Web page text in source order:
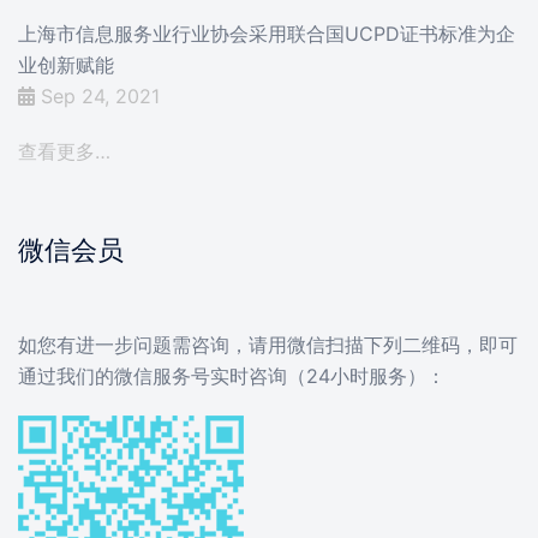
上海市信息服务业行业协会采用联合国UCPD证书标准为企
业创新赋能
Sep 24, 2021
查看更多…
微信会员
如您有进一步问题需咨询，请用微信扫描下列二维码，即可
通过我们的微信服务号实时咨询（24小时服务）：